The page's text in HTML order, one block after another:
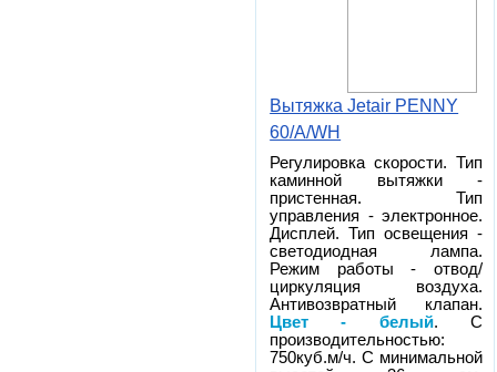
Вытяжка Jetair PENNY
60/A/WH
Регулировка скорости. Тип
каминной вытяжки -
пристенная. Тип
управления - электронное.
Дисплей. Тип освещения -
светодиодная лампа.
Режим работы - отвод/
циркуляция воздуха.
Антивозвратный клапан.
Цвет - белый. С
производительностью:
750куб.м/ч. С минимальной